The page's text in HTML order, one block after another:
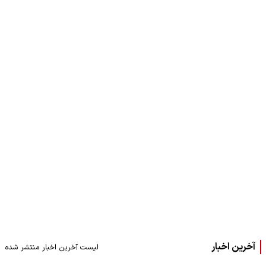
آخرین اخبار لیست آخرین اخبار منتشر شده